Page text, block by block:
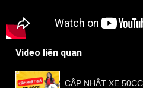
Video liên quan
CẬP NHẬT XE